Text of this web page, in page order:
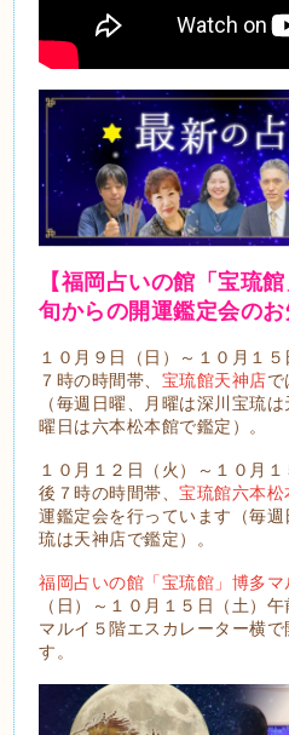
【福岡占いの館「宝
旬からの開運鑑定会のお
１０月９日（日）～１０月１
７時の時間帯、 宝琉館天神店
（毎週日曜、月曜は深川宝琉
曜日は六本松本館で鑑定）。
１０月１２日（火）～１０月
後７時の時間帯、宝琉館六本松
運鑑定会を行っています（毎
琉は天神店で鑑定）。
福岡占いの館「宝琉館」博多マ
（日）～１０月１５日（土）
マルイ５階エスカレーター横
す。